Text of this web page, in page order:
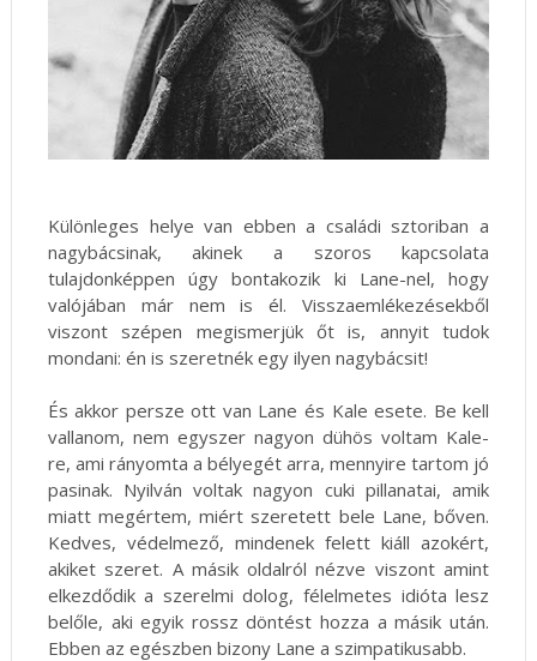
Különleges helye van ebben a családi sztoriban a
nagybácsinak, akinek a szoros kapcsolata
tulajdonképpen úgy bontakozik ki Lane-nel, hogy
valójában már nem is él. Visszaemlékezésekből
viszont szépen megismerjük őt is, annyit tudok
mondani: én is szeretnék egy ilyen nagybácsit!
És akkor persze ott van Lane és Kale esete. Be kell
vallanom, nem egyszer nagyon dühös voltam Kale-
re, ami rányomta a bélyegét arra, mennyire tartom jó
pasinak. Nyilván voltak nagyon cuki pillanatai, amik
miatt megértem, miért szeretett bele Lane, bőven.
Kedves, védelmező, mindenek felett kiáll azokért,
akiket szeret. A másik oldalról nézve viszont amint
elkezdődik a szerelmi dolog, félelmetes idióta lesz
belőle, aki egyik rossz döntést hozza a másik után.
Ebben az egészben bizony Lane a szimpatikusabb.